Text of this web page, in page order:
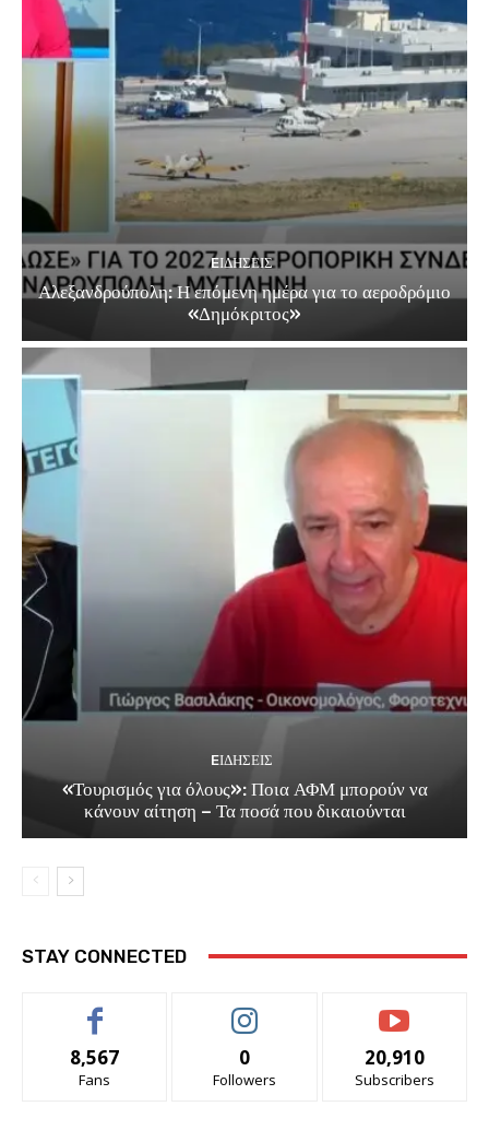
EΙΔΗΣΕΙΣ
Αλεξανδρούπολη: Η επόμενη ημέρα για το αεροδρόμιο
«Δημόκριτος»
EΙΔΗΣΕΙΣ
«Τουρισμός για όλους»: Ποια ΑΦΜ μπορούν να
κάνουν αίτηση – Τα ποσά που δικαιούνται
STAY CONNECTED
8,567
Fans
0
Followers
20,910
Subscribers